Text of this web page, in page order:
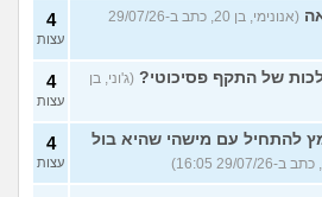
(אנונימי, בן 20, כתב ב-29/07/26
4
עצות
של התקף פסיכוטי? (ג'וני, בן
4
עצות
להתחיל עם מישהי שהיא בול
4
עצות